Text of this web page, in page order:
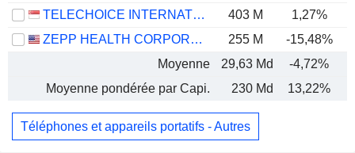
TELECHOICE INTERNATIONAL LIMITED
403 M 1,27%
ZEPP HEALTH CORPORATION
255 M -15,48%
Moyenne
29,63 Md -4,72%
Moyenne pondérée par Capi.
230 Md 13,22%
Téléphones et appareils portatifs - Autres